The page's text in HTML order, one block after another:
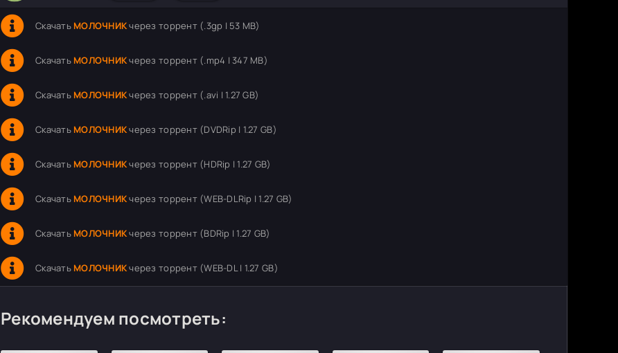
Скачать МОЛОЧНИКчерез торрент (.3gp | 53 MB)
Скачать МОЛОЧНИКчерез торрент (.mp4 | 347 MB)
Скачать МОЛОЧНИКчерез торрент (.avi | 1.27 GB)
Скачать МОЛОЧНИКчерез торрент (DVDRip | 1.27 GB)
Скачать МОЛОЧНИКчерез торрент (HDRip | 1.27 GB)
Скачать МОЛОЧНИКчерез торрент (WEB-DLRip | 1.27 GB)
Скачать МОЛОЧНИКчерез торрент (BDRip | 1.27 GB)
Скачать МОЛОЧНИКчерез торрент (WEB-DL | 1.27 GB)
Рекомендуем посмотреть: